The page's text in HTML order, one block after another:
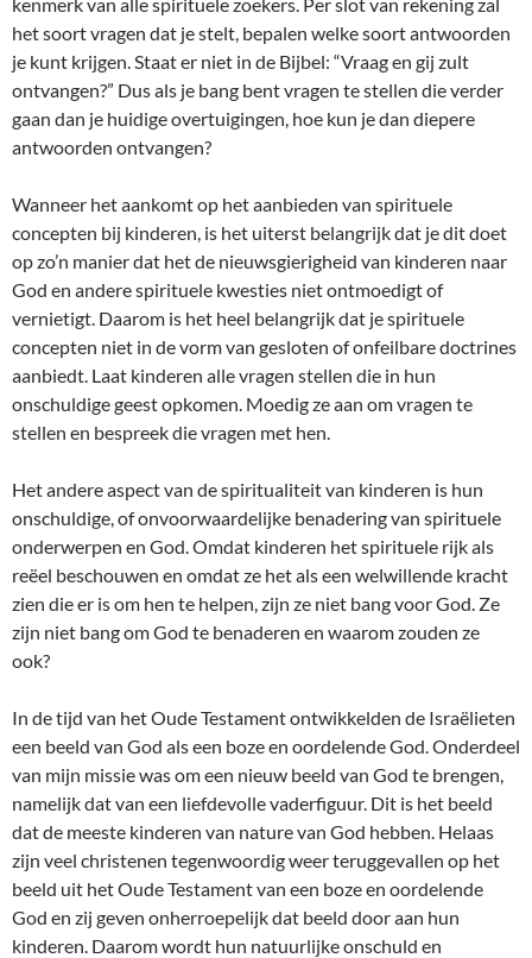
het soort vragen dat je stelt, bepalen welke soort antwoorden
je kunt krijgen. Staat er niet in de Bijbel: “Vraag en gij zult
ontvangen?” Dus als je bang bent vragen te stellen die verder
gaan dan je huidige overtuigingen, hoe kun je dan diepere
antwoorden ontvangen?
Wanneer het aankomt op het aanbieden van spirituele
concepten bij kinderen, is het uiterst belangrijk dat je dit doet
op zo’n manier dat het de nieuwsgierigheid van kinderen naar
God en andere spirituele kwesties niet ontmoedigt of
vernietigt. Daarom is het heel belangrijk dat je spirituele
concepten niet in de vorm van gesloten of onfeilbare doctrines
aanbiedt. Laat kinderen alle vragen stellen die in hun
onschuldige geest opkomen. Moedig ze aan om vragen te
stellen en bespreek die vragen met hen.
Het andere aspect van de spiritualiteit van kinderen is hun
onschuldige, of onvoorwaardelijke benadering van spirituele
onderwerpen en God. Omdat kinderen het spirituele rijk als
reëel beschouwen en omdat ze het als een welwillende kracht
zien die er is om hen te helpen, zijn ze niet bang voor God. Ze
zijn niet bang om God te benaderen en waarom zouden ze
ook?
In de tijd van het Oude Testament ontwikkelden de Israëlieten
een beeld van God als een boze en oordelende God. Onderdeel
van mijn missie was om een nieuw beeld van God te brengen,
namelijk dat van een liefdevolle vaderfiguur. Dit is het beeld
dat de meeste kinderen van nature van God hebben. Helaas
zijn veel christenen tegenwoordig weer teruggevallen op het
beeld uit het Oude Testament van een boze en oordelende
God en zij geven onherroepelijk dat beeld door aan hun
kinderen. Daarom wordt hun natuurlijke onschuld en